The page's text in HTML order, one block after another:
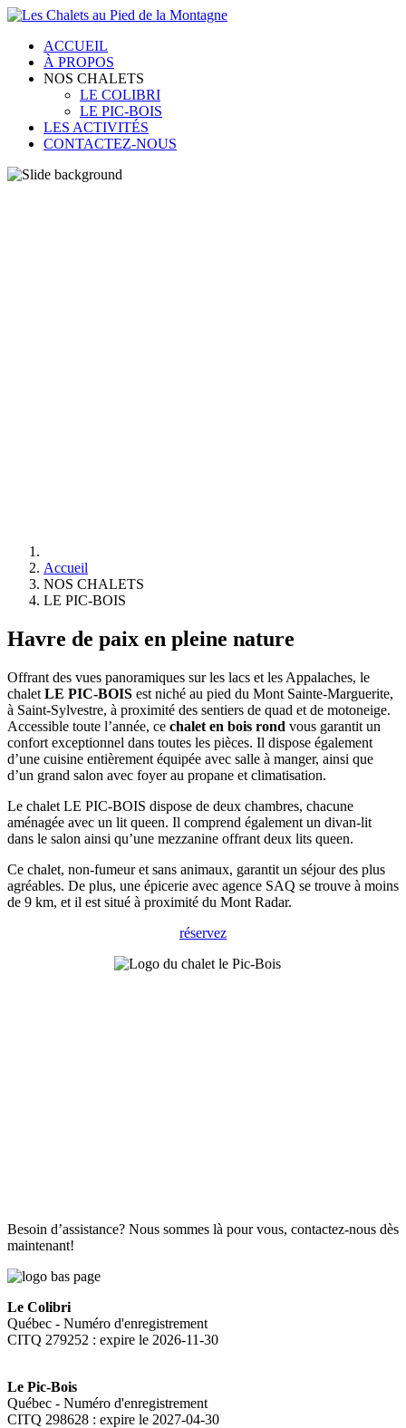
ACCUEIL
À PROPOS
NOS CHALETS
LE COLIBRI
LE PIC-BOIS
LES ACTIVITÉS
CONTACTEZ-NOUS
Accueil
NOS CHALETS
LE PIC-BOIS
Havre de paix en pleine nature
Offrant des vues panoramiques sur les lacs et les Appalaches, le
chalet LE PIC-BOIS est niché au pied du Mont Sainte-Marguerite,
à Saint-Sylvestre, à proximité des sentiers de quad et de motoneige.
Accessible toute l’année, ce chalet en bois rond vous garantit un
confort exceptionnel dans toutes les pièces. Il dispose également
d’une cuisine entièrement équipée avec salle à manger, ainsi que
d’un grand salon avec foyer au propane et climatisation.
Le chalet LE PIC-BOIS dispose de deux chambres, chacune
aménagée avec un lit queen. Il comprend également un divan-lit
dans le salon ainsi qu’une mezzanine offrant deux lits queen.
Ce chalet, non-fumeur et sans animaux, garantit un séjour des plus
agréables. De plus, une épicerie avec agence SAQ se trouve à moins
de 9 km, et il est situé à proximité du Mont Radar.
réservez
Besoin d’assistance? Nous sommes là pour vous, contactez-nous dès
maintenant!
Le Colibri
Québec - Numéro d'enregistrement
CITQ 279252 : expire le 2026-11-30
Le Pic-Bois
Québec - Numéro d'enregistrement
CITQ 298628 : expire le 2027-04-30